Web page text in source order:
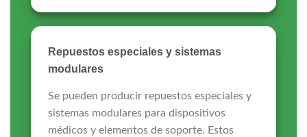
Repuestos especiales y sistemas
modulares
Se pueden producir repuestos especiales y
sistemas modulares para dispositivos
médicos y elementos de soporte. Estos